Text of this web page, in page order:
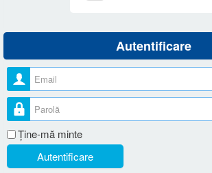
Autentificare
Nume utilizator
Parolă
Ţine-mă minte
Autentificare